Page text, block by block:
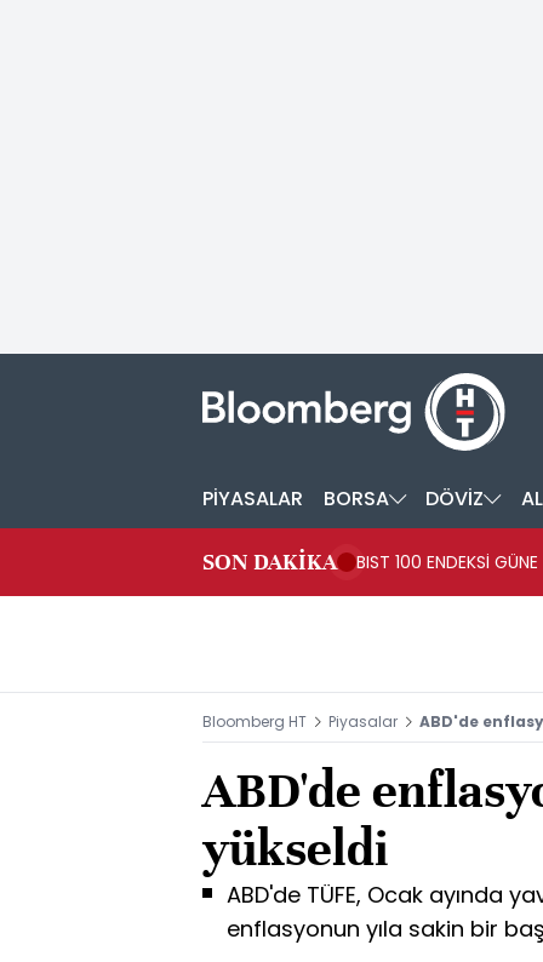
PİYASALAR BORSA DÖVİZ
SON DAKİKA BIST 100 ENDEKSİ
Bloomberg HT Piyasalar ABD'de
ABD'de
yükseldi
ABD'de TÜFE, Ocak ayında
enflasyonun yıla sakin bir